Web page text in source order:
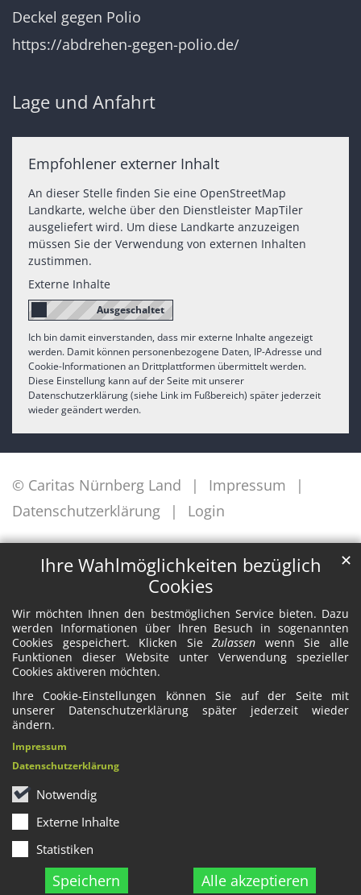
Ihre Wahlmöglichkeiten bezüglich
Cookies
Wir möchten Ihnen den bestmöglichen Service bieten. Dazu
werden Informationen über Ihren Besuch in sogenannten
Cookies gespeichert. Klicken SieZulassen wenn Sie alle
Funktionen dieser Website unter Verwendung spezieller
Cookies aktiveren möchten.
Ihre Cookie-Einstellungen können Sie auf der Seite mit
unserer Datenschutzerklärung später jederzeit wieder
ändern.
Notwendig
Externe Inhalte
Statistiken
Speichern Alle akzeptieren
✕
Impressum
Datenschutzerklärung
Deckel gegen Polio
https://abdrehen-gegen-polio.de/
Lage und Anfahrt
Empfohlener externer Inhalt
An dieser Stelle finden Sie eine OpenStreetMap
Landkarte, welche über den Dienstleister MapTiler
ausgeliefert wird. Um diese Landkarte anzuzeigen
müssen Sie der Verwendung von externen Inhalten
zustimmen.
Externe Inhalte
Ich bin damit einverstanden, dass mir externe Inhalte angezeigt
werden. Damit können personenbezogene Daten, IP-Adresse und
Cookie-Informationen an Drittplattformen übermittelt werden.
Diese Einstellung kann auf der Seite mit unserer
Datenschutzerklärung (siehe Link im Fußbereich) später jederzeit
wieder geändert werden.
© Caritas Nürnberg Land
Impressum
Datenschutzerklärung
Login